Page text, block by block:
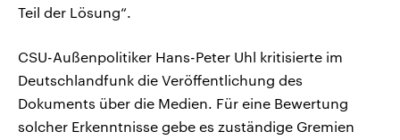
Teil der Lösung“.
CSU-Außenpolitiker Hans-Peter Uhl kritisierte im
Deutschlandfunk die Veröffentlichung des
Dokuments über die Medien. Für eine Bewertung
solcher Erkenntnisse gebe es zuständige Gremien